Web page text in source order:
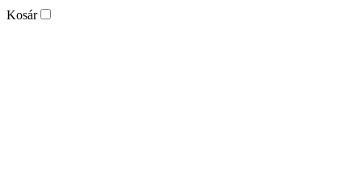
Kosár